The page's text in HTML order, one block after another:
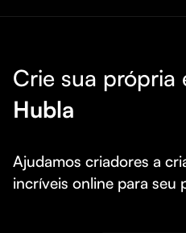
Crie sua própria
Hubla
Ajudamos criadores a
incríveis online para seu